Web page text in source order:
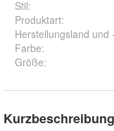
Stil:
Produktart:
Herstellungsland und
Farbe:
Größe:
Kurzbeschreibung